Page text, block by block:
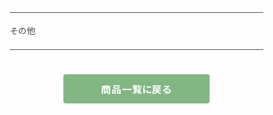
スライドケース
ステッカー・マスキングテープ・付箋
フック・マグネット・画鋲
収納・小物トレー
ピアス
カトラリー
その他
商品一覧に戻る